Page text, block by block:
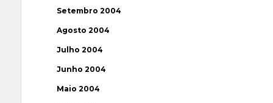
Setembro 2004
Agosto 2004
Julho 2004
Junho 2004
Maio 2004